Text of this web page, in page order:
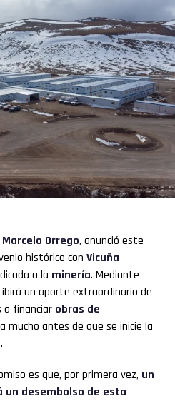
Marcelo Orrego, anunció este
histórico con Vicuña
a la minería. Mediante
un aporte extraordinario de
a financiar obras de
mucho antes de que se inicie la
es que, por primera vez, un
desembolso de esta